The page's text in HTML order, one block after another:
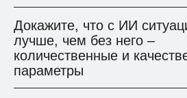
Докажите, что с ИИ
лучше, чем без него –
количественные и
параметры